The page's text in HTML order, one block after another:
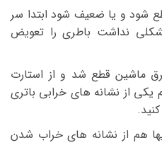
شود و یا ضعیف شود ابتدا سر
مشکلی نداشت باطری را تعویض
ماشین قطع شد و از استارت
از نشانه های خرابی باتری
هم از نشانه های خراب شدن